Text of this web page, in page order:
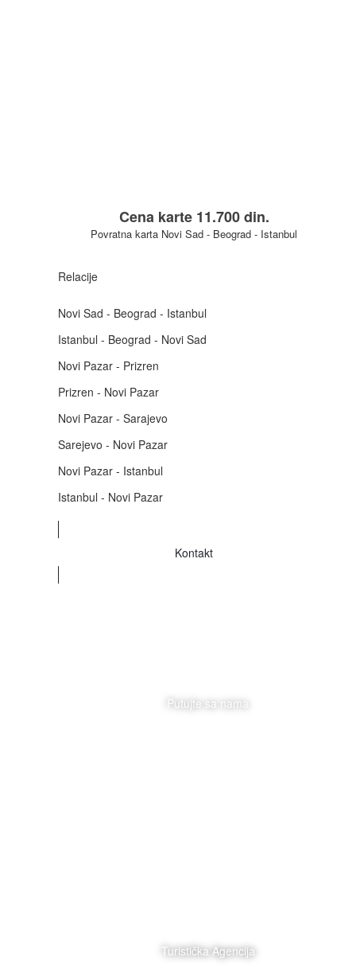
Cena karte 11.700 din.
Povratna karta Novi Sad - Beograd - Istanbul
Relacije
Novi Sad - Beograd - Istanbul
Istanbul - Beograd - Novi Sad
Novi Pazar - Prizren
Prizren - Novi Pazar
Novi Pazar - Sarajevo
Sarejevo - Novi Pazar
Novi Pazar - Istanbul
Istanbul - Novi Pazar
Kontakt
Putujte sa nama
Turistička Agencija